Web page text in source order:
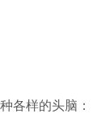
各样的头脑：